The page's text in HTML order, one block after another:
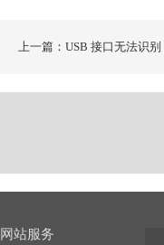
上一篇：USB 接口无法识别
网站服务